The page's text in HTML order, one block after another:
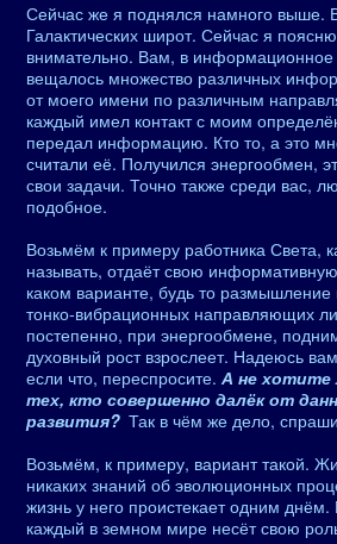
Сейчас же я поднялся намного
Галактических широт. Сейчас я
внимательно. Вам, в
вещалось множество различных
от моего имени по различным
каждый имел контакт с моим
передал информацию. Кто то, а это
считали её. Получился энергообмен,
свои задачи. Точно также среди вас,
подобное.
Возьмём к примеру работника Света,
называть, отдаёт свою
каком варианте, будь то
тонко-вибрационных направляющих
постепенно, при энергообмене,
духовный рост взрослеет. Надеюсь
если что, переспросите. А не хотите
тех, кто совершенно далёк от
развития? Так в чём же дело,
Возьмём, к примеру, вариант такой.
никаких знаний об эволюционных
жизнь у него проистекает одним
каждый в земном мире несёт свою